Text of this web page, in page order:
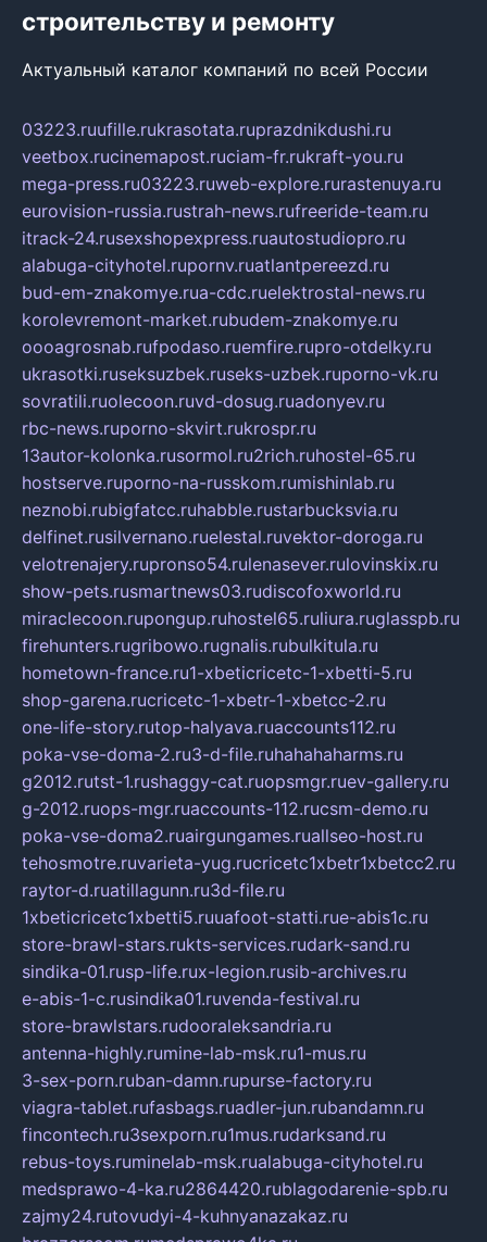
строительству и ремонту
Актуальный каталог компаний по всей России
03223.ruufille.rukrasotata.ruprazdnikdushi.ru
veetbox.rucinemapost.ruciam-fr.rukraft-you.ru
mega-press.ru03223.ruweb-explore.rurastenuya.ru
eurovision-russia.rustrah-news.rufreeride-team.ru
itrack-24.rusexshopexpress.ruautostudiopro.ru
alabuga-cityhotel.rupornv.ruatlantpereezd.ru
bud-em-znakomye.rua-cdc.ruelektrostal-news.ru
korolevremont-market.rubudem-znakomye.ru
oooagrosnab.rufpodaso.ruemfire.rupro-otdelky.ru
ukrasotki.ruseksuzbek.ruseks-uzbek.ruporno-vk.ru
sovratili.ruolecoon.ruvd-dosug.ruadonyev.ru
rbc-news.ruporno-skvirt.rukrospr.ru
13autor-kolonka.rusormol.ru2rich.ruhostel-65.ru
hostserve.ruporno-na-russkom.rumishinlab.ru
neznobi.rubigfatcc.ruhabble.rustarbucksvia.ru
delfinet.rusilvernano.ruelestal.ruvektor-doroga.ru
velotrenajery.rupronso54.rulenasever.rulovinskix.ru
show-pets.rusmartnews03.rudiscofoxworld.ru
miraclecoon.rupongup.ruhostel65.ruliura.ruglasspb.ru
firehunters.rugribowo.rugnalis.rubulkitula.ru
hometown-france.ru1-xbeticricetc-1-xbetti-5.ru
shop-garena.rucricetc-1-xbetr-1-xbetcc-2.ru
one-life-story.rutop-halyava.ruaccounts112.ru
poka-vse-doma-2.ru3-d-file.ruhahahaharms.ru
g2012.rutst-1.rushaggy-cat.ruopsmgr.ruev-gallery.ru
g-2012.ruops-mgr.ruaccounts-112.rucsm-demo.ru
poka-vse-doma2.ruairgungames.ruallseo-host.ru
tehosmotre.ruvarieta-yug.rucricetc1xbetr1xbetcc2.ru
raytor-d.ruatillagunn.ru3d-file.ru
1xbeticricetc1xbetti5.ruuafoot-statti.rue-abis1c.ru
store-brawl-stars.rukts-services.rudark-sand.ru
sindika-01.rusp-life.rux-legion.rusib-archives.ru
e-abis-1-c.rusindika01.ruvenda-festival.ru
store-brawlstars.rudooraleksandria.ru
antenna-highly.rumine-lab-msk.ru1-mus.ru
3-sex-porn.ruban-damn.rupurse-factory.ru
viagra-tablet.rufasbags.ruadler-jun.rubandamn.ru
fincontech.ru3sexporn.ru1mus.rudarksand.ru
rebus-toys.ruminelab-msk.rualabuga-cityhotel.ru
medsprawo-4-ka.ru2864420.rublagodarenie-spb.ru
zajmy24.rutovudyi-4-kuhnyanazakaz.ru